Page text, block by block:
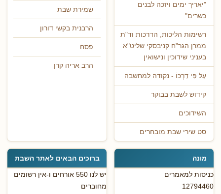
"יאריך ימים ויזכה לבנים
כשרים"
רשימות הליכות, הדרכות וד"ת
ממרן הגר"ח קניבסקי שליט"א
בעניני שידוכין ונישואין
עַל פִּי דַרְכּוֹ - נקודה למחשבה
קידוש לשבת בבוקר
השידוכים
סט שירי שבת מובחרים
שמירת שבת
הרבנית בקשי דורון
פסח
הרב אריה קרן
מונה
כניסות למאמרים
12794460
ברוכים הבאים לאתר השבת
יש לנו 550 אורחים ו-אין רשומים
מחוברים